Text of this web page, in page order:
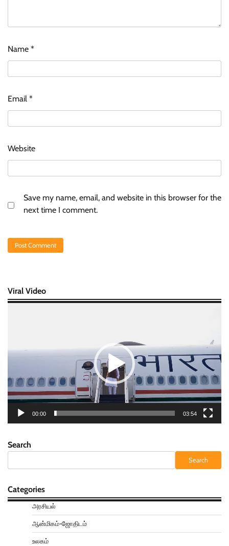
Name *
Email *
Website
Save my name, email, and website in this browser for the
next time I comment.
Viral Video
00:00 03:54
Search
Search
Categories
அரசியல்
ஆன்மிகம்-ஜோதிடம்
உலகம்